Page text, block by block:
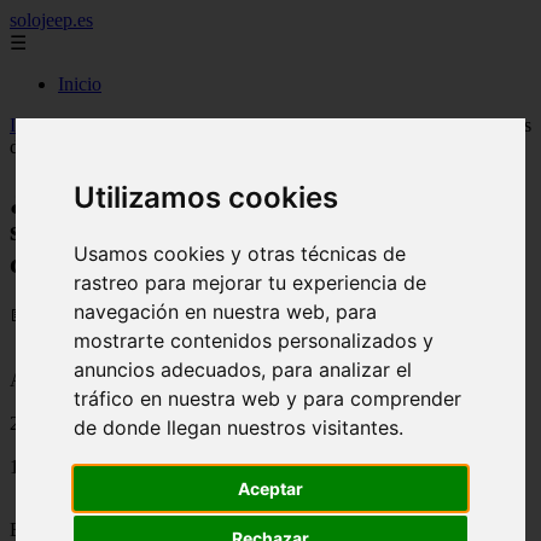
Utilizamos cookies
Usamos cookies y otras técnicas de
rastreo para mejorar tu experiencia de
navegación en nuestra web, para
mostrarte contenidos personalizados y
anuncios adecuados, para analizar el
tráfico en nuestra web y para comprender
de donde llegan nuestros visitantes.
Aceptar
solojeep.es
☰
Inicio
Inicio > jeep >¿Es importante acudir a un corredor de seguros, antes
de contratar un seguro de coche?
¿Es importante acudir a un corredor de
seguros, antes de contratar un seguro de
coche?
📅 15/08/2025
Aseguradoras
2012-01-02
1876
El
es un especialista que se ha capacitado